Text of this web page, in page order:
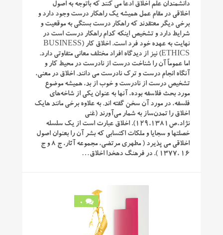
دانشمندان علم اخلاق ادعا می کنند که باتوجه به اصول
اخلاقی در مقام عمل همیشه یک راهکار درست وجود دارد و
برخی دیگر معتقدند که راهکار درست بستگی به موقعیت و
شرایط دارد و تشخیص اینکه کدام راهکار درست است در
نهایت به عهده خود فرد است. اخلاق کار (BUSINESS
ETHICS) نیز از دیدگاه افراد مختلف معانی متفاوتی دارد.
اما عموماً آن را شناخت درست از نادرست در محیط کار و
آنگاه انجام درست و ترک نادرست می دانند. اخلاق در معنی،
تشخیص درست از نادرست و خوب از بد، همیشه موضوع
مورد بحث فلاسفه بوده، آنها به عنوان یکی از شاخه‌های
فلسفه، در مورد آن سخن گفته ‌اند. به علاوه برخی مانند هایک
اخلاق را تمدن‌ساز به شمار می‌آورند (غنی‌
نژاد،ص129،1381). اخلاق عبارت است از یک سلسله
خصلتها و سجایا و ملکات اکتسابی که بشر آن را بعنوان اصول
اخلاقی می پذیرد ( مطهری مرتضی، مجموعه آثار، ج 8 و ج
16 ،1377 ). در فرهنگ دهخدا اخلاق…
0